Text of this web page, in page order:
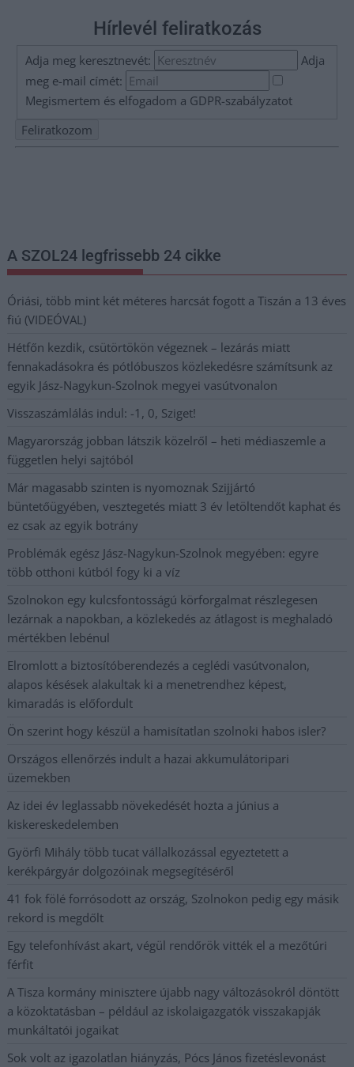
Hírlevél feliratkozás
Adja meg keresztnevét:
Adja
meg e-mail címét:
Megismertem és elfogadom a GDPR-szabályzatot
A SZOL24 legfrissebb 24 cikke
Óriási, több mint két méteres harcsát fogott a Tiszán a 13 éves
fiú (VIDEÓVAL)
Hétfőn kezdik, csütörtökön végeznek – lezárás miatt
fennakadásokra és pótlóbuszos közlekedésre számítsunk az
egyik Jász-Nagykun-Szolnok megyei vasútvonalon
Visszaszámlálás indul: -1, 0, Sziget!
Magyarország jobban látszik közelről – heti médiaszemle a
független helyi sajtóból
Már magasabb szinten is nyomoznak Szijjártó
büntetőügyében, vesztegetés miatt 3 év letöltendőt kaphat és
ez csak az egyik botrány
Problémák egész Jász-Nagykun-Szolnok megyében: egyre
több otthoni kútból fogy ki a víz
Szolnokon egy kulcsfontosságú körforgalmat részlegesen
lezárnak a napokban, a közlekedés az átlagost is meghaladó
mértékben lebénul
Elromlott a biztosítóberendezés a ceglédi vasútvonalon,
alapos késések alakultak ki a menetrendhez képest,
kimaradás is előfordult
Ön szerint hogy készül a hamisítatlan szolnoki habos isler?
Országos ellenőrzés indult a hazai akkumulátoripari
üzemekben
Az idei év leglassabb növekedését hozta a június a
kiskereskedelemben
Györfi Mihály több tucat vállalkozással egyeztetett a
kerékpárgyár dolgozóinak megsegítéséről
41 fok fölé forrósodott az ország, Szolnokon pedig egy másik
rekord is megdőlt
Egy telefonhívást akart, végül rendőrök vitték el a mezőtúri
férfit
A Tisza kormány minisztere újabb nagy változásokról döntött
a közoktatásban – például az iskolaigazgatók visszakapják
munkáltatói jogaikat
Sok volt az igazolatlan hiányzás, Pócs János fizetéslevonást